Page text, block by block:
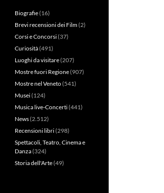
Biografie(16)
Brevi recensioni dei Film(2)
Corsi e Concorsi(37)
Curiosità(491)
Luoghi da visitare(207)
Mostre fuori Regione(907)
Mostre nel Veneto(541)
Musei(124)
Musica live-Concerti(441)
News(2.512)
Recensioni libri(298)
Spettacoli, Teatro, Cinema e
Danza(324)
Storia dell'Arte(49)